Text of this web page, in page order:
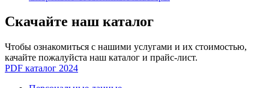
Скачайте наш каталог
Чтобы ознакомиться с нашими услугами и их стоимостью,
качайте пожалуйста наш каталог и прайс-лист.
PDF каталог 2024